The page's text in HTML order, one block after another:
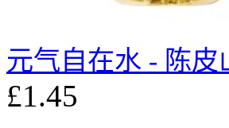
元气自在水 - 陈皮
£1.45